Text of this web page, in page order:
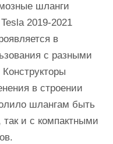
шланги
2019-2021
в
с разными
в строении
шлангам быть
и с компактными